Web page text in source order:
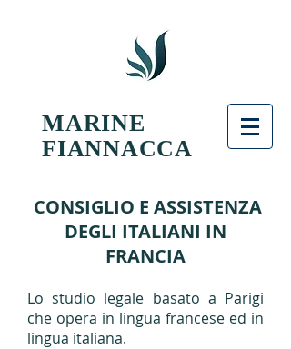
MARINE
FIANNACCA
CONSIGLIO E ASSISTENZA
DEGLI ITALIANI IN
FRANCIA
Lo studio legale basato a Parigi
che opera in lingua francese ed in
lingua italiana.